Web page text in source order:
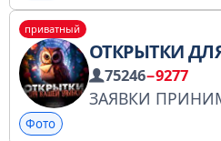
приватный
ОТКРЫТКИ
75246−9277
Фото